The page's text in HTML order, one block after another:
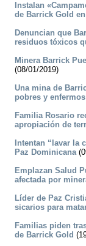
Instalan
de Barrick Gold
Denuncian que
residuos tóxicos
Minera Barrick
(08/01/2019)
Una mina de
pobres y enfermos
Familia Rosario
apropiación de
Intentan “lavar la
Paz Dominicana
Emplazan Salud
afectada por
Líder de Paz
sicarios para
Familias piden
de Barrick Gold